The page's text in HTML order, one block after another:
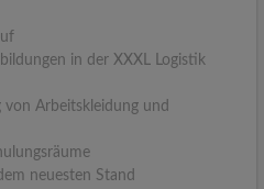
in der XXXL Logistik
von Arbeitskleidung und
neuesten Stand